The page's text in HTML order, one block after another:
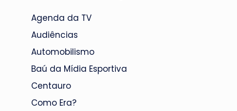
Agenda da TV
Audiências
Automobilismo
Baú da Mídia Esportiva
Centauro
Como Era?